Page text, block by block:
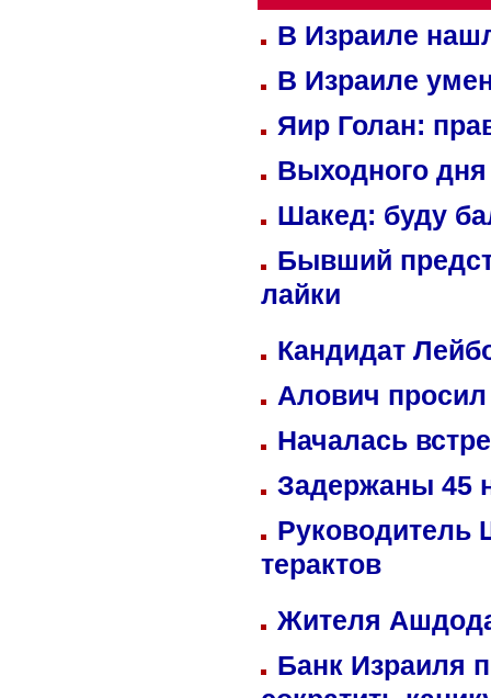
В Израиле
В Израиле
Яир Голан:
Выходного
Шакед: буду
Бывший
лайки
Кандидат
Алович просил
Началась
Задержаны 45
Руководитель
терактов
Жителя
Банк Израиля